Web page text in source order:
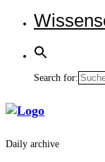
Search for:
Daily archive